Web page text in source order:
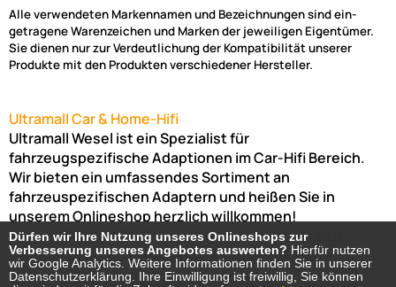
Alle verwendeten Markennamen und Bezeichnungen sind ein-
getragene Warenzeichen und Marken der jeweiligen Eigentümer.
Sie dienen nur zur Verdeutlichung der Kompatibilität unserer
Produkte mit den Produkten verschiedener Hersteller.
Ultramall Car & Home-Hifi
Ultramall Wesel ist ein Spezialist für
fahrzeugspezifische Adaptionen im Car-Hifi Bereich.
Wir bieten ein umfassendes Sortiment an
fahrzeuspezifischen Adaptern und heißen Sie in
unserem Onlineshop herzlich willkommen!
Venloer Str. 6a46487 WeselNordrhein-Westfalen
Telefon:02803-803456Bürozeiten: Montag-Freitag:
(Abholung nur nach Vereinbarung möglich!)8:00 Uhr -
Dürfen wir Ihre Nutzung unseres Onlineshops zur
Verbesserung unseres Angebotes auswerten? Hierfür nutzen
wir Google Analytics. Weitere Informationen finden Sie in unserer
Datenschutzerklärung. Ihre Einwilligung ist freiwillig, Sie können
Dürfen wir Ihre Nutzung unseres Onlineshops zur
Verbesserung unseres Angebotes auswerten? Hierfür nutzen
wir Google Analytics. Weitere Informationen finden Sie in unserer
Datenschutzerklärung. Ihre Einwilligung ist freiwillig, Sie können